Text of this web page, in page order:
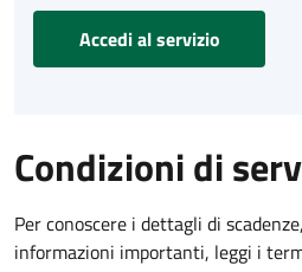
Accedi al servizio
Condizioni di
Per conoscere i dettagli di
informazioni importanti, leggi i